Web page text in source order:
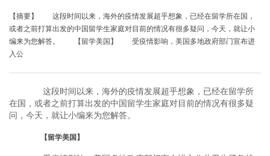
【摘要】 这段时间以来，海外的疫情发展超乎想象，已经在留学所在国，
或者之前打算出发的中国留学生家庭对目前的情况有很多疑问，今天，就让小
编来为您解答。 【留学美国】 受疫情影响，美国多地政府部门宣布进
入公
这段时间以来，海外的疫情发展超乎想象，已经在留学所
在国，或者之前打算出发的中国留学生家庭对目前的情况有很多疑
问，今天，就让小编来为您解答。
【留学美国】